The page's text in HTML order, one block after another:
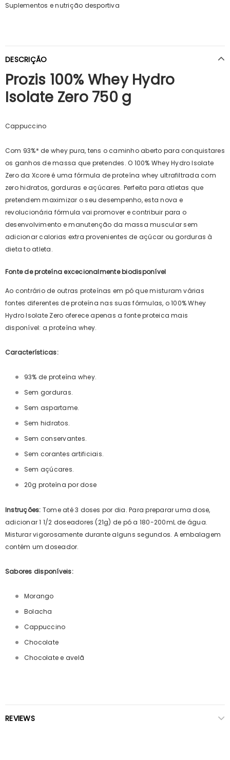
Suplementos e nutrição desportiva
DESCRIÇÃO
Prozis 100% Whey Hydro
Isolate Zero 750 g
Cappuccino
Com 93%* de whey pura, tens o caminho aberto para conquistares
os ganhos de massa que pretendes. O 100% Whey Hydro Isolate
Zero da Xcore é uma fórmula de proteína whey ultrafiltrada com
zero hidratos, gorduras e açúcares. Perfeita para atletas que
pretendem maximizar o seu desempenho, esta nova e
revolucionária fórmula vai promover e contribuir para o
desenvolvimento e manutenção da massa muscular sem
adicionar calorias extra provenientes de açúcar ou gorduras à
dieta to atleta.
Fonte de proteína excecionalmente biodisponível
Ao contrário de outras proteínas em pó que misturam várias
fontes diferentes de proteína nas suas fórmulas, o 100% Whey
Hydro Isolate Zero oferece apenas a fonte proteica mais
disponível: a proteína whey.
Características:
93% de proteína whey.
Sem gorduras.
Sem aspartame.
Sem hidratos.
Sem conservantes.
Sem corantes artificiais.
Sem açúcares.
20g proteína por dose
Instruções: Tome até 3 doses por dia. Para preparar uma dose,
adicionar 1 1/2 doseadores (21g) de pó a 180-200mL de água.
Misturar vigorosamente durante alguns segundos. A embalagem
contém um doseador.
Sabores disponíveis:
Morango
Bolacha
Cappuccino
Chocolate
Chocolate e avelã
REVIEWS